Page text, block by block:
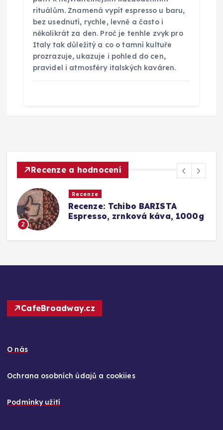
rituálům. Znamená vypít espresso u baru,
bez usednutí, rychle, levně a často i
několikrát za den. Proč je tenhle zvyk pro
Italy tak důležitý a co o tamní kultuře
prozrazuje, ukazuje i pohled do cen,
pravidel i atmosféry italských kaváren.
Recenze a hodnocení
3
Recenze
Srovnání a recenze: Tchibo
Barista Caffè Crema vs.
CafeBroadway.cz
O nás
Ochrana osobních údajů a cookiies
Podmínky užití